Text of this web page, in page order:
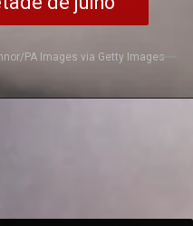
PA Images via Getty Images